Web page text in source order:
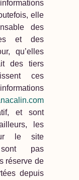
elle
des
et des
qu’elles
des tiers
ces
et sont
les
le site
pas
réserve de
depuis